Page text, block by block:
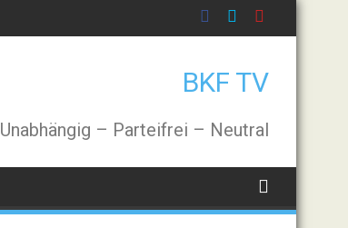
BKF TV
Unabhängig – Parteifrei – Neutral